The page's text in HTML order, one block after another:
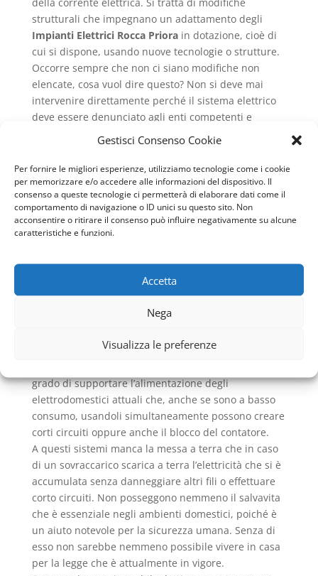
Gestisci Consenso Cookie
Per fornire le migliori esperienze, utilizziamo tecnologie come i cookie
per memorizzare e/o accedere alle informazioni del dispositivo. Il
consenso a queste tecnologie ci permetterà di elaborare dati come il
comportamento di navigazione o ID unici su questo sito. Non
acconsentire o ritirare il consenso può influire negativamente su alcune
caratteristiche e funzioni.
Accetta
Nega
Visualizza le preferenze
della corrente elettrica. Si tratta di modifiche
strutturali che impegnano un adattamento degli
Impianti Elettrici Rocca Priorain dotazione, cioè di
cui si dispone, usando nuove tecnologie o strutture.
Occorre sempre che non ci siano modifiche non
elencate, cosa vuol dire questo? Non si deve mai
intervenire direttamente perché il sistema elettrico
deve essere denunciato agli enti competenti e
dichiarare la potenza di Tensione che si desidera
Impianti Elettrici Rocca
Prioraobsoleti
Una caratteristica che ritroviamo in case vecchie,
ruderi o che siano da ristrutturare, è data dalla
dei primi sistemi usati nelle case che erano
controllo, dove c’è il contatore, che ha solo due fili
Un impianto assolutamente non a norma di legge,
grado di supportare l’alimentazione degli
elettrodomestici attuali che, anche se sono a basso
consumo, usandoli simultaneamente possono creare
corti circuiti oppure anche il blocco del contatore.
A questi sistemi manca la messa a terra che in caso
di un sovraccarico scarica a terra l’elettricità che si è
accumulata senza danneggiare altri fili o effettuare
corto circuiti. Non posseggono nemmeno il salvavita
che è essenziale negli ambienti domestici, poiché è
un aiuto notevole per la sicurezza umana. Senza di
esso non sarebbe nemmeno possibile vivere in casa
per la legge che è attualmente in vigore.